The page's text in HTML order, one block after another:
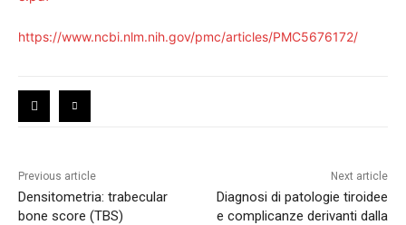
https://www.ncbi.nlm.nih.gov/pmc/articles/PMC5676172/
Previous article
Densitometria: trabecular
bone score (TBS)
Next article
Diagnosi di patologie tiroidee
e complicanze derivanti dalla